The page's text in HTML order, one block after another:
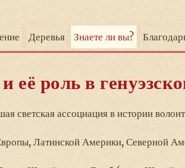
Деревья Знаете ли вы?
роль в
ассоциация в истории
Латинской Америки, Северной